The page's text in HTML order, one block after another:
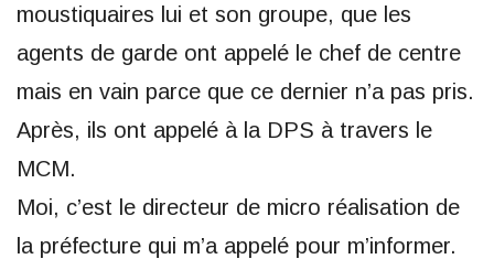
moustiquaires lui et son groupe, que les
agents de garde ont appelé le chef de centre
mais en vain parce que ce dernier n’a pas pris.
Après, ils ont appelé à la DPS à travers le
MCM.
Moi, c’est le directeur de micro réalisation de
la préfecture qui m’a appelé pour m’informer.